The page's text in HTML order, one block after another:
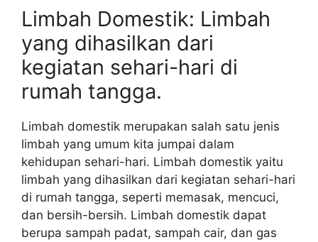
Limbah Domestik: Limbah
yang dihasilkan dari
kegiatan sehari-hari di
rumah tangga.
Limbah domestik merupakan salah satu jenis
limbah yang umum kita jumpai dalam
kehidupan sehari-hari. Limbah domestik yaitu
limbah yang dihasilkan dari kegiatan sehari-hari
di rumah tangga, seperti memasak, mencuci,
dan bersih-bersih. Limbah domestik dapat
berupa sampah padat, sampah cair, dan gas